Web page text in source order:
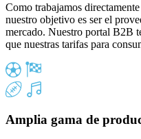
Como trabajamos
nuestro objetivo es ser el
mercado. Nuestro portal B2B
que nuestras tarifas para
Amplia gama de